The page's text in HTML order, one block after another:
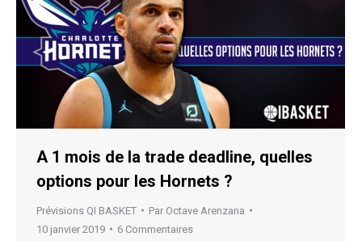
A 1 mois de la trade deadline, quelles
options pour les Hornets ?
Prévisions QI BASKET Par Octave Arenzana
10 janvier 2019
6 Commentaires